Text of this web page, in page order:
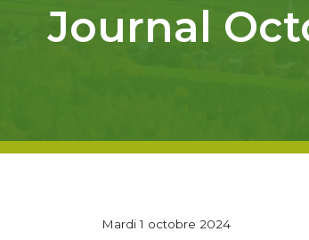
Journal
Mardi 1 octobre 2024